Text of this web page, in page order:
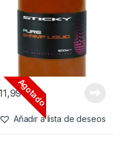
Agotado
€
Añadir a lista de deseos
Cebos,Liquidos
Sticky Baits Pure Shrimp
Liquid 500ml